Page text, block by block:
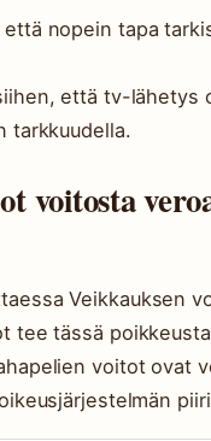
nopein tapa
että tv-lähetys
tarkkuudella.
voitosta
Veikkauksen
tee tässä
voitot ovat